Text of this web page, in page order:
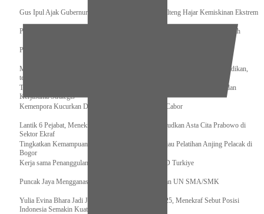
Gus Ipul Ajak Gubernur dan Bupati/Wali Kota se-Kalteng Hajar Kemiskinan Ekstrem
Panglima TNI Sambut Kedatangan Presiden RI Usai Lawatan ke Timur Tengah
Pengurus Pusat Pordasi Pacu Dapat Pesan dari Sri Paduka
Menag RI dan Dua Menteri Yordania Jalin Sinergi Bidang Wakaf dan Pendidikan,
termasuk Beasiswa
Tiba di Tanah Air, Presiden Prabowo Subianto Bawa Komitmen Investasi dan
Kerjasama Strategis
Kemenpora Kucurkan Dana untuk Pelatnas pada 13 Cabor
Lantik 6 Pejabat, Menekraf Tegaskan Komitmen Wujudkan Asta Cita Prabowo di
Sektor Ekraf
Tingkatkan Kemampuan K9 TNI, Panglima TNI Tinjau Pelatihan Anjing Pelacak di
Bogor
Kerja sama Penanggulangan Bencana BNPB – AFAD Turkiye
Puncak Jaya Mengganas, TNI-POLRI Solid Amankan UN SMA/SMK
Yulia Evina Bhara Jadi Juri Festival Film Cannes 2025, Menekraf Sebut Posisi
Indonesia Semakin Kuat